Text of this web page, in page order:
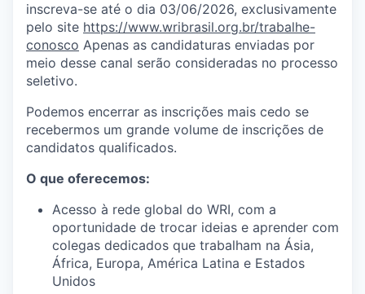
inscreva-se até o dia 03/06/2026, exclusivamente
pelo site https://www.wribrasil.org.br/trabalhe-
conosco Apenas as candidaturas enviadas por
meio desse canal serão consideradas no processo
seletivo.
Podemos encerrar as inscrições mais cedo se
recebermos um grande volume de inscrições de
candidatos qualificados.
O que oferecemos:
Acesso à rede global do WRI, com a
oportunidade de trocar ideias e aprender com
colegas dedicados que trabalham na Ásia,
África, Europa, América Latina e Estados
Unidos